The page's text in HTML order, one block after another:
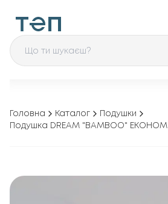
Головна Каталог
Подушки
Подушка DREAM "BAMBOO" ЕКОНОМ